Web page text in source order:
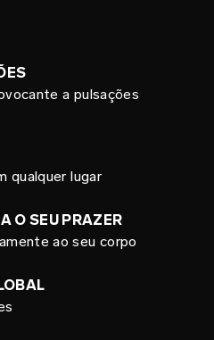
a pulsações
qualquer lugar
O SEU PRAZER
ao seu corpo